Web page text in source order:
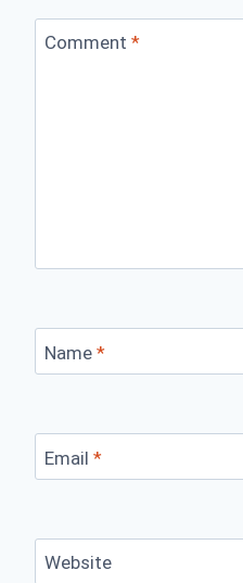
Comment *
Name *
Email *
Website